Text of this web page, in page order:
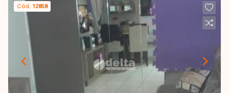
Cód. 12858